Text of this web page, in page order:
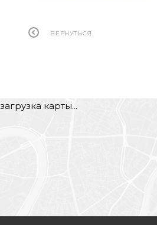
ВЕРНУТЬСЯ
загрузка карты...